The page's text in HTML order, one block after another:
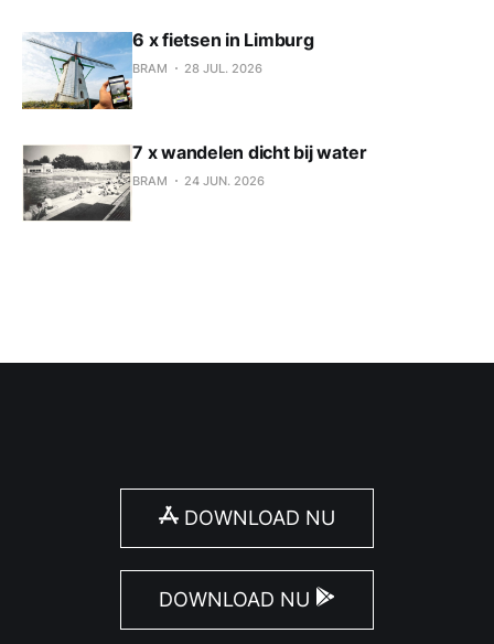
6 x fietsen in Limburg
BRAM 28 JUL. 2026
7 x wandelen dicht bij water
BRAM 24 JUN. 2026
DOWNLOAD NU
DOWNLOAD NU